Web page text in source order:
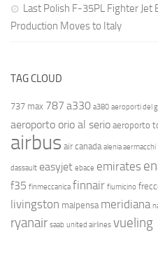
Last Polish F-35PL Fighter
Production Moves to Italy
TAG CLOUD
737 max 787 a330 a380 aeroporti del
aeroporto orio al serio aeroporto
airbus air canada alenia aermacchi
dassault easyjet ebace emirates
f35 finmeccanica finnair fiumicino
livingston malpensa meridiana
ryanair saab united airlines vueling